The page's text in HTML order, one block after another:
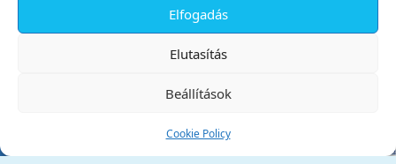
Elfogadás
Elutasítás
Beállítások
Cookie Policy
Tata Város Önkormányzata
✕